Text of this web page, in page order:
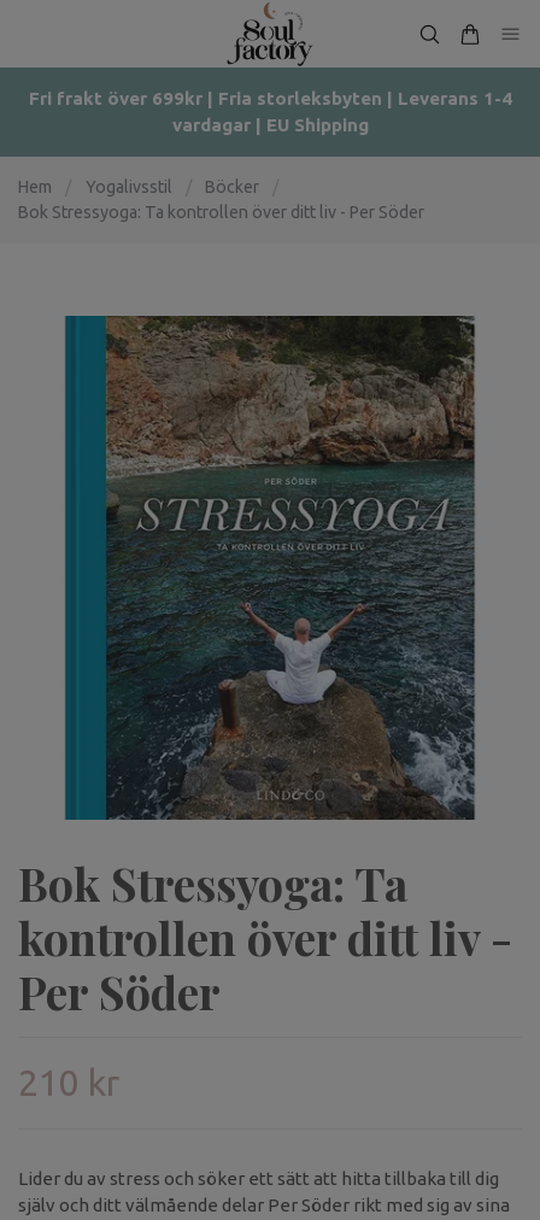
Fri frakt över 699kr | Fria storleksbyten | Leverans 1-4
vardagar | EU Shipping
Hem Yogalivsstil Böcker
Bok Stressyoga: Ta kontrollen över ditt liv - Per Söder
Bok Stressyoga: Ta
kontrollen över ditt liv -
Per Söder
210 kr
Lider du av stress och söker ett sätt att hitta tillbaka till dig
själv och ditt välmående delar Per Söder rikt med sig av sina